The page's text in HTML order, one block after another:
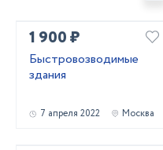
1 900 ₽
Быстровозводимые
здания
7 апреля 2022 Москва